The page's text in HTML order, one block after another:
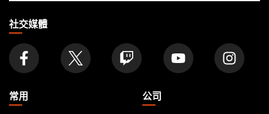
家
社交媒體
常用
公司